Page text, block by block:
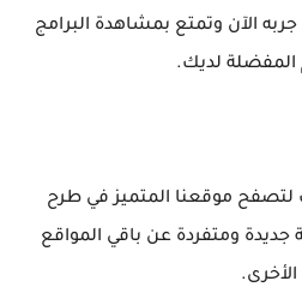
الآن وتمتع بمشاهدة البرامج
المفضلة لديك.
لتصفح موقعنا المتميز في طرح
جديدة ومتفردة عن باقي المواقع
الأخرى.